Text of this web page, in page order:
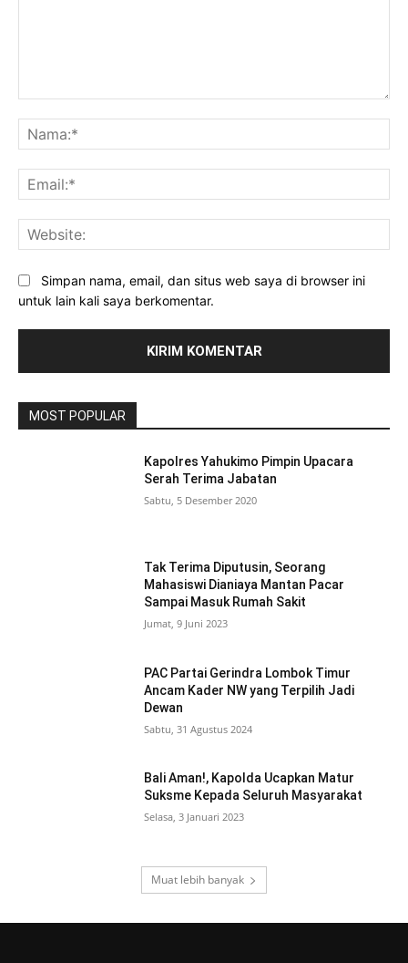
Simpan nama, email, dan situs web saya di browser ini
untuk lain kali saya berkomentar.
MOST POPULAR
Kapolres Yahukimo Pimpin Upacara
Serah Terima Jabatan
Sabtu, 5 Desember 2020
Tak Terima Diputusin, Seorang
Mahasiswi Dianiaya Mantan Pacar
Sampai Masuk Rumah Sakit
Jumat, 9 Juni 2023
PAC Partai Gerindra Lombok Timur
Ancam Kader NW yang Terpilih Jadi
Dewan
Sabtu, 31 Agustus 2024
Bali Aman!, Kapolda Ucapkan Matur
Suksme Kepada Seluruh Masyarakat
Selasa, 3 Januari 2023
Muat lebih banyak